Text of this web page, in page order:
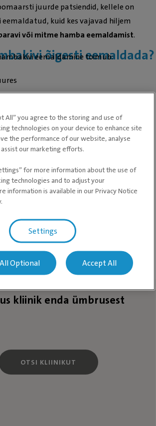
juurde patsiendid, kellele on
eemaldatud, kuid kes vajavad hiljem
või mitme hamba eemaldamist.
õigesti eemaldada?
eemaldamine toimub:
hoolikalt ka igemetaskud ja hinnatakse
HAMMASTE ÜLEVAATUS
kliinik enda ümbrusest
OTSI KLIINIKUT
All” you agree to the storing and use of
technologies on your device to enhance site
the performance of our website, analyse
our marketing efforts.
for more information about the use of
technologies and to adjust your
information is available in our Privacy Notice
Settings
Optional Accept All